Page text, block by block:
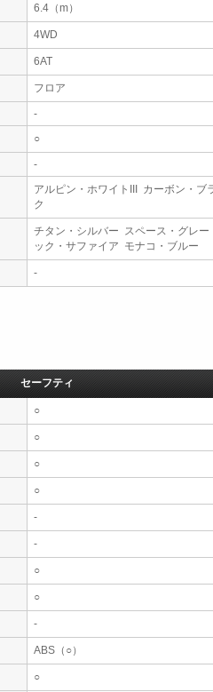
6.4（m）
4WD
6AT
フロア
-
○
-
アルピン・ホワイトIII カーボン・ブ
ク
チタン・シルバー スペース・グレ
ック・サファイア モナコ・ブルー
-
セーフティ
○
○
○
○
-
-
○
○
-
ABS（○）
○